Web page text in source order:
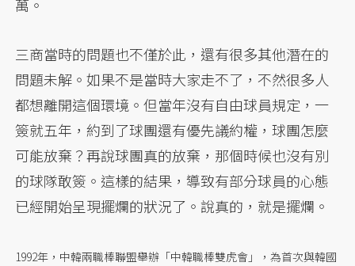
萬。
三商當時的問題也不僅於此，還有很多其他潛在的
問題未解。如果不是當時大家走不了，不然很多人
都想離開這個環境。但當年沒有自由球員規定，一
簽就五年，約到了球團還有優先議約權，球團怎麼
可能放棄？再說球團真的放棄，那個時候也沒有別
的球隊敢簽。這樣的結果，導致有部分球員的心態
已經開始呈現擺爛的狀況了。說真的，就是擺爛。
1992年，中韓兩職棒聯盟舉辦「中韓職棒雙虎會」，為首次與韓國